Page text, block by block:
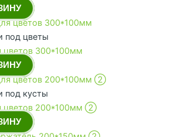
под цветы
цветов 300*100мм
под кусты
цветов 200*100мм ➁